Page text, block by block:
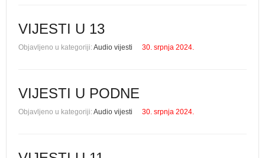
VIJESTI U 13
Objavljeno u kategoriji:Audio vijesti 30. srpnja 2024.
VIJESTI U PODNE
Objavljeno u kategoriji:Audio vijesti 30. srpnja 2024.